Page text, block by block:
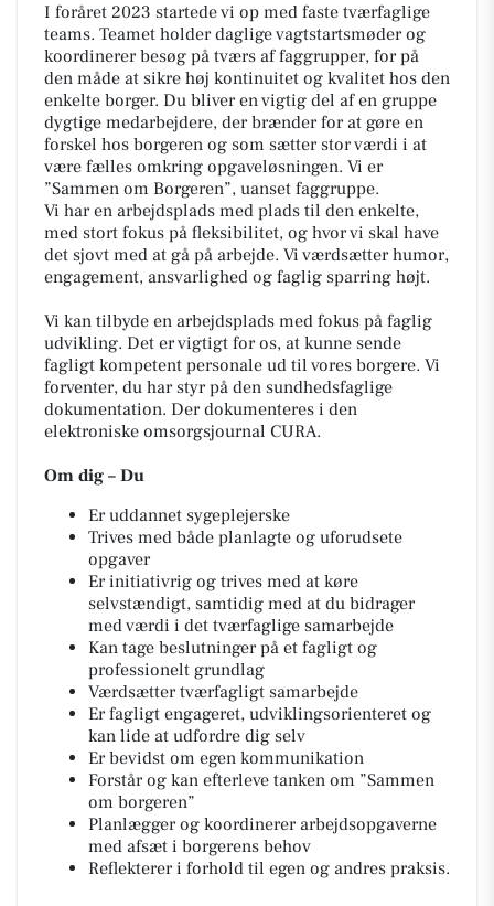
I foråret 2023 startede vi op med faste tværfaglige
teams. Teamet holder daglige vagtstartsmøder og
koordinerer besøg på tværs af faggrupper, for på
den måde at sikre høj kontinuitet og kvalitet hos den
enkelte borger. Du bliver en vigtig del af en gruppe
dygtige medarbejdere, der brænder for at gøre en
forskel hos borgeren og som sætter stor værdi i at
være fælles omkring opgaveløsningen. Vi er
”Sammen om Borgeren”, uanset faggruppe.
Vi har en arbejdsplads med plads til den enkelte,
med stort fokus på fleksibilitet, og hvor vi skal have
det sjovt med at gå på arbejde. Vi værdsætter humor,
engagement, ansvarlighed og faglig sparring højt.
Vi kan tilbyde en arbejdsplads med fokus på faglig
udvikling. Det er vigtigt for os, at kunne sende
fagligt kompetent personale ud til vores borgere. Vi
forventer, du har styr på den sundhedsfaglige
dokumentation. Der dokumenteres i den
elektroniske omsorgsjournal CURA.
Om dig – Du
Er uddannet sygeplejerske
Trives med både planlagte og uforudsete
opgaver
Er initiativrig og trives med at køre
selvstændigt, samtidig med at du bidrager
med værdi i det tværfaglige samarbejde
Kan tage beslutninger på et fagligt og
professionelt grundlag
Værdsætter tværfagligt samarbejde
Er fagligt engageret, udviklingsorienteret og
kan lide at udfordre dig selv
Er bevidst om egen kommunikation
Forstår og kan efterleve tanken om ”Sammen
om borgeren”
Planlægger og koordinerer arbejdsopgaverne
med afsæt i borgerens behov
Reflekterer i forhold til egen og andres praksis.